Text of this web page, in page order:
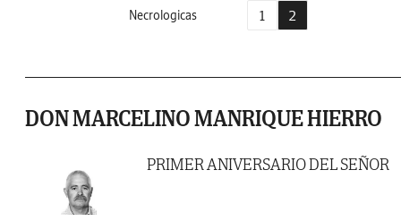
Necrologicas 1 2
DON MARCELINO MANRIQUE HIERRO
PRIMER ANIVERSARIO DEL SEÑOR